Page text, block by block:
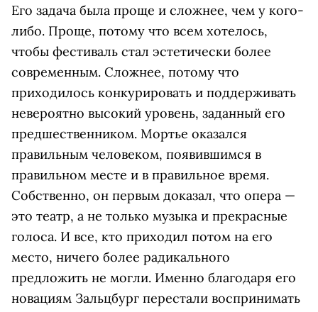
Его задача была проще и сложнее, чем у кого-
либо. Проще, потому что всем хотелось,
чтобы фестиваль стал эстетически более
современным. Сложнее, потому что
приходилось конкурировать и поддерживать
невероятно высокий уровень, заданный его
предшественником. Мортье оказался
правильным человеком, появившимся в
правильном месте и в правильное время.
Собственно, он первым доказал, что опера —
это театр, а не только музыка и прекрасные
голоса. И все, кто приходил потом на его
место, ничего более радикального
предложить не могли. Именно благодаря его
новациям Зальцбург перестали воспринимать